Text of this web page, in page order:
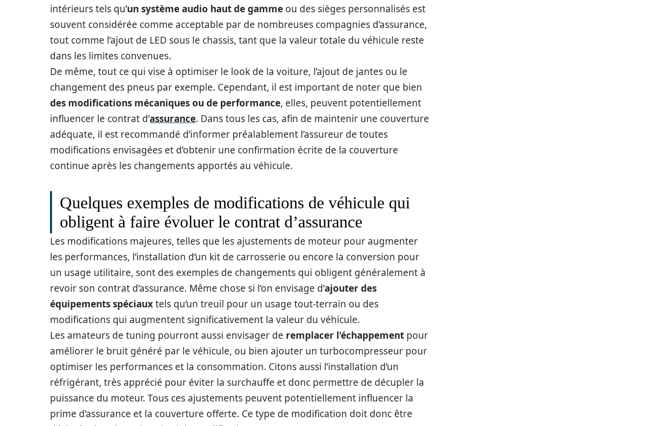
intérieurs tels qu’un système audio haut de gamme ou des sièges personnalisés est
souvent considérée comme acceptable par de nombreuses compagnies d’assurance,
tout comme l’ajout de LED sous le chassis, tant que la valeur totale du véhicule reste
dans les limites convenues.
De même, tout ce qui vise à optimiser le look de la voiture, l’ajout de jantes ou le
changement des pneus par exemple. Cependant, il est important de noter que bien
des modifications mécaniques ou de performance, elles, peuvent potentiellement
influencer le contrat d’assurance. Dans tous les cas, afin de maintenir une couverture
adéquate, il est recommandé d’informer préalablement l’assureur de toutes
modifications envisagées et d’obtenir une confirmation écrite de la couverture
continue après les changements apportés au véhicule.
Quelques exemples de modifications de véhicule qui
obligent à faire évoluer le contrat d’assurance
Les modifications majeures, telles que les ajustements de moteur pour augmenter
les performances, l’installation d’un kit de carrosserie ou encore la conversion pour
un usage utilitaire, sont des exemples de changements qui obligent généralement à
revoir son contrat d’assurance. Même chose si l’on envisage d’ajouter des
équipements spéciauxtels qu’un treuil pour un usage tout-terrain ou des
modifications qui augmentent significativement la valeur du véhicule.
Les amateurs de tuning pourront aussi envisager de remplacer l’échappement pour
améliorer le bruit généré par le véhicule, ou bien ajouter un turbocompresseur pour
optimiser les performances et la consommation. Citons aussi l’installation d’un
réfrigérant, très apprécié pour éviter la surchauffe et donc permettre de décupler la
puissance du moteur. Tous ces ajustements peuvent potentiellement influencer la
prime d’assurance et la couverture offerte. Ce type de modification doit donc être